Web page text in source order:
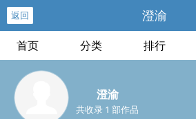
返回 澄渝
首页 分类 排行
澄渝
共收录 1 部作品